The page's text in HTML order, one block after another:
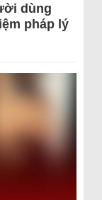
dùng
pháp lý